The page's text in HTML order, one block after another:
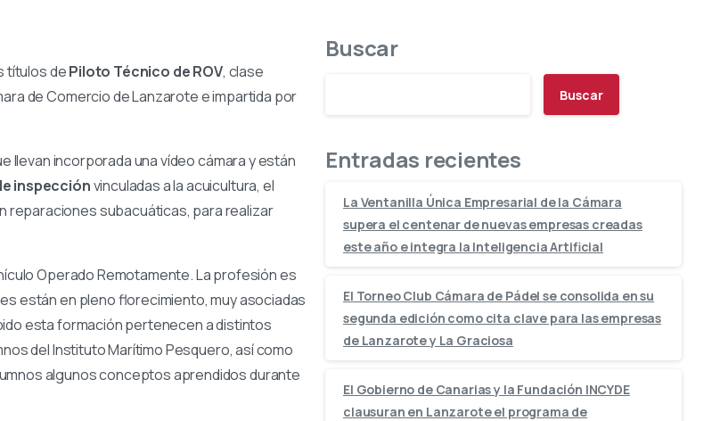
títulos dePiloto Técnico de ROV, clase
de Comercio de Lanzarote e impartida por
llevan incorporada una vídeo cámara y están
inspecciónvinculadas a la acuicultura, el
reparaciones subacuáticas, para realizar
Operado Remotamente. La profesión es
están en pleno florecimiento, muy asociadas
esta formación pertenecen a distintos
del Instituto Marítimo Pesquero, así como
algunos conceptos aprendidos durante
Buscar
Buscar
Entradas recientes
La Ventanilla Única Empresarial de la Cámara
supera el centenar de nuevas empresas creadas
este año e integra la Inteligencia Artificial
El Torneo Club Cámara de Pádel se consolida en su
segunda edición como cita clave para las empresas
de Lanzarote y La Graciosa
El Gobierno de Canarias y la Fundación INCYDE
clausuran en Lanzarote el programa de